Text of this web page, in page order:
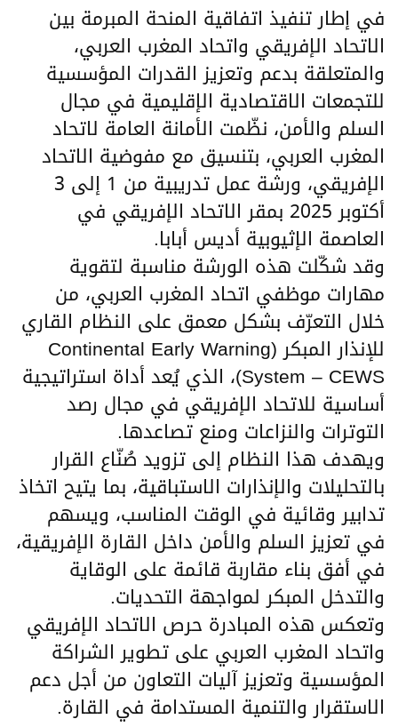
في إطار تنفيذ اتفاقية المنحة المبرمة بين
الاتحاد الإفريقي واتحاد المغرب العربي،
والمتعلقة بدعم وتعزيز القدرات المؤسسية
للتجمعات الاقتصادية الإقليمية في مجال
السلم والأمن، نظّمت الأمانة العامة لاتحاد
المغرب العربي، بتنسيق مع مفوضية الاتحاد
الإفريقي، ورشة عمل تدريبية من 1 إلى 3
أكتوبر 2025 بمقر الاتحاد الإفريقي في
العاصمة الإثيوبية أديس أبابا.
وقد شكّلت هذه الورشة مناسبة لتقوية
مهارات موظفي اتحاد المغرب العربي، من
خلال التعرّف بشكل معمق على النظام القاري
للإنذار المبكر (Continental Early Warning
System – CEWS)، الذي يُعد أداة استراتيجية
أساسية للاتحاد الإفريقي في مجال رصد
التوترات والنزاعات ومنع تصاعدها.
ويهدف هذا النظام إلى تزويد صُنّاع القرار
بالتحليلات والإنذارات الاستباقية، بما يتيح اتخاذ
تدابير وقائية في الوقت المناسب، ويسهم
في تعزيز السلم والأمن داخل القارة الإفريقية،
في أفق بناء مقاربة قائمة على الوقاية
والتدخل المبكر لمواجهة التحديات.
وتعكس هذه المبادرة حرص الاتحاد الإفريقي
واتحاد المغرب العربي على تطوير الشراكة
المؤسسية وتعزيز آليات التعاون من أجل دعم
الاستقرار والتنمية المستدامة في القارة.